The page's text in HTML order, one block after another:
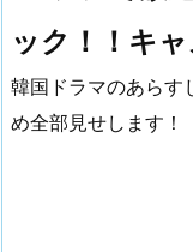
ック！！キ
韓国ドラマのあらす
め全部見せします！